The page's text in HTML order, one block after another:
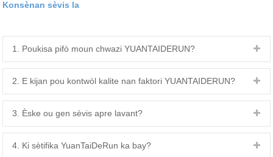
Konsènan sèvis la
1. Poukisa pifò moun chwazi YUANTAIDERUN?
2. E kijan pou kontwòl kalite nan faktori YUANTAIDERUN?
3. Èske ou gen sèvis apre lavant?
4. Ki sètifika YuanTaiDeRun ka bay?